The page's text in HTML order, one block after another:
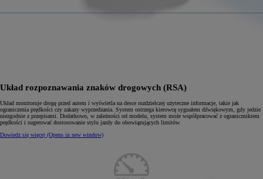
Układ rozpoznawania znaków drogowych (RSA)
Układ monitoruje drogę przed autem i wyświetla na desce rozdzielczej użyteczne informacje, takie jak
ograniczenia prędkości czy zakazy wyprzedzania. System ostrzega kierowcę sygnałem dźwiękowym, gdy jedzie
niezgodnie z przepisami. Dodatkowo, w zależności od modelu, system może współpracować z ogranicznikiem
prędkości i sugerować dostosowanie stylu jazdy do obowiązujących limitów.
Dowiedz się więcej (Opens in new window)